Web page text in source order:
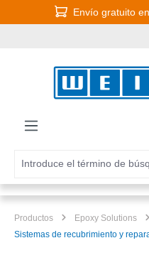
Saltar al contenido principal
Envío gratuito
Productos
Epoxy Solutions
Sistemas de recubrimiento y